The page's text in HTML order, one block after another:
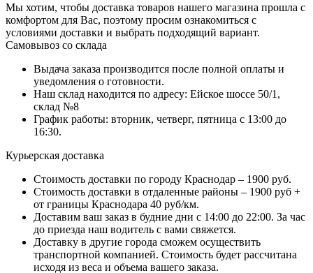
Мы хотим, чтобы доставка товаров нашего магазина прошла с
комфортом для Вас, поэтому просим ознакомиться с
условиями доставки и выбрать подходящий вариант.
Самовывоз со склада
Выдача заказа производится после полной оплаты и
уведомления о готовности.
Наш склад находится по адресу: Ейское шоссе 50/1,
склад №8
График работы: вторник, четверг, пятница с 13:00 до
16:30.
Курьерская доставка
Стоимость доставки по городу Краснодар – 1900 руб.
Стоимость доставки в отдаленные районы – 1900 руб +
от границы Краснодара 40 руб/км.
Доставим ваш заказ в будние дни с 14:00 до 22:00. За час
до приезда наш водитель с вами свяжется.
Доставку в другие города сможем осуществить
транспортной компанией. Стоимость будет рассчитана
исходя из веса и объема вашего заказа.